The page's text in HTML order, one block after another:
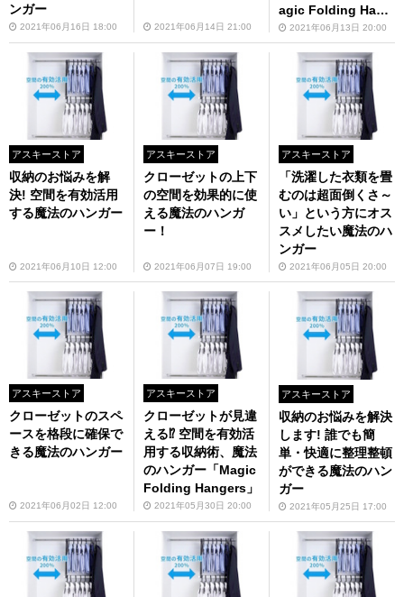
ンガー
2021年06月16日 18:00 2021年06月14日 21:00
agic Folding Hang
ers」
2021年06月13日 20:00
アスキーストア
収納のお悩みを解
決! 空間を有効活用
する魔法のハンガー
2021年06月10日 12:00
アスキーストア
クローゼットの上下
の空間を効果的に使
える魔法のハンガ
ー！
2021年06月07日 19:00
アスキーストア
「洗濯した衣類を畳
むのは超面倒くさ～
い」という方にオス
スメしたい魔法のハ
ンガー
2021年06月05日 20:00
アスキーストア
クローゼットのスペ
ースを格段に確保で
きる魔法のハンガー
2021年06月02日 12:00
アスキーストア
クローゼットが見違
える⁉ 空間を有効活
用する収納術、魔法
のハンガー「Magic
Folding Hangers」
2021年05月30日 20:00
アスキーストア
収納のお悩みを解決
します! 誰でも簡
単・快適に整理整頓
ができる魔法のハン
ガー
2021年05月25日 17:00